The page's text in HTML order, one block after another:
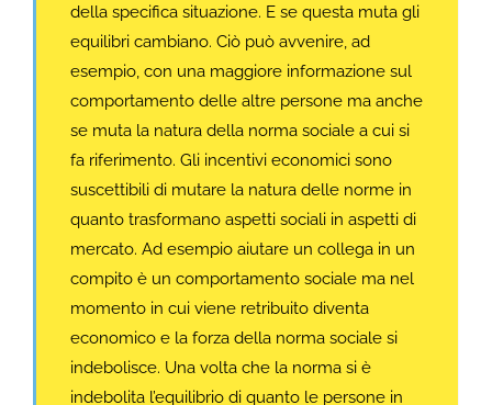
della specifica situazione. E se questa muta gli
equilibri cambiano. Ciò può avvenire, ad
esempio, con una maggiore informazione sul
comportamento delle altre persone ma anche
se muta la natura della norma sociale a cui si
fa riferimento. Gli incentivi economici sono
suscettibili di mutare la natura delle norme in
quanto trasformano aspetti sociali in aspetti di
mercato. Ad esempio aiutare un collega in un
compito è un comportamento sociale ma nel
momento in cui viene retribuito diventa
economico e la forza della norma sociale si
indebolisce. Una volta che la norma si è
indebolita l’equilibrio di quanto le persone in